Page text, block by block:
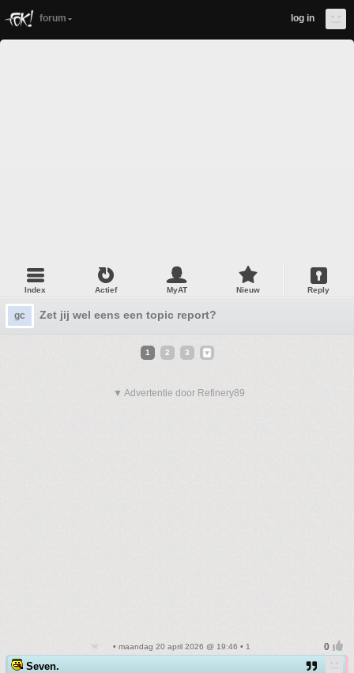
forum log in
Index Actief MyAT Nieuw Reply
gc Zet jij wel eens een topic report?
1 2 3
▼ Advertentie door Refinery89
• maandag 20 april 2026 @ 19:46 • 1
Seven.